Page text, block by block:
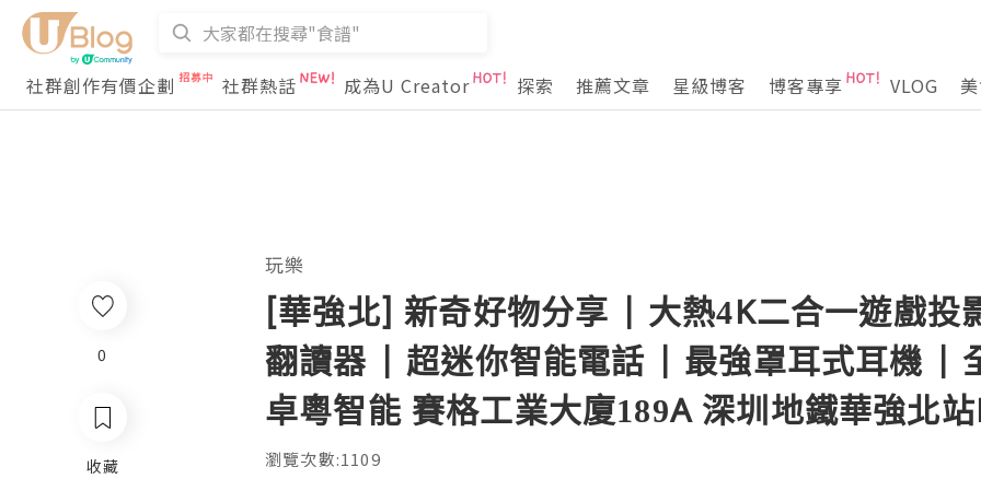
社群創作有價企劃 社群熱話 成為U Creator 探索 推薦文章 星級博客 博客專享 VLOG
玩樂
[華強北] 新奇好物分享 | 大熱4K二合一遊戲投
翻讀器 | 超迷你智能電話 | 最強罩耳式耳機 |
卓粵智能 賽格工業大廈189A 深圳地鐵華強北
瀏覽次數:1109
0
收藏